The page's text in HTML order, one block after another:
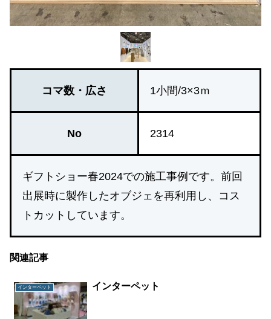
コマ数・広さ 1小間/3×3ｍ
No 2314
ギフトショー春2024での施工事例です。前回
出展時に製作したオブジェを再利用し、コス
トカットしています。
関連記事
インターペット インターペット